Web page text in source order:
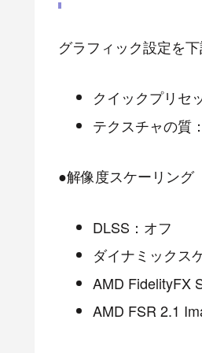
グラフィック設定を
クイックプリセ
テクスチャの質
●解像度スケーリング
DLSS：オフ
ダイナミックス
AMD FidelityFX
AMD FSR 2.1